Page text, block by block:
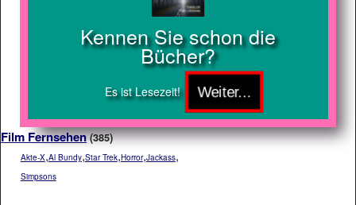
Kennen Sie schon die
Bücher?
Es ist Lesezeit!
Film Fernsehen (385)
Akte-X,Al Bundy,Star Trek,Horror,Jackass,
Simpsons